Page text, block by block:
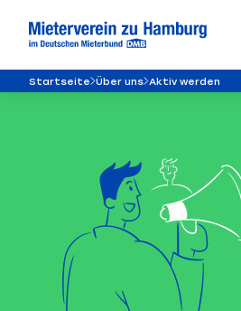
Startseite Über uns Aktiv werden